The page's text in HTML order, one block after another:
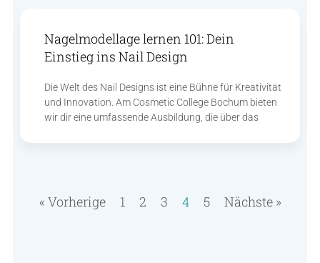
Nagelmodellage lernen 101: Dein
Einstieg ins Nail Design
Die Welt des Nail Designs ist eine Bühne für Kreativität
und Innovation. Am Cosmetic College Bochum bieten
wir dir eine umfassende Ausbildung, die über das
« Vorherige 1 2 3 4 5 Nächste »